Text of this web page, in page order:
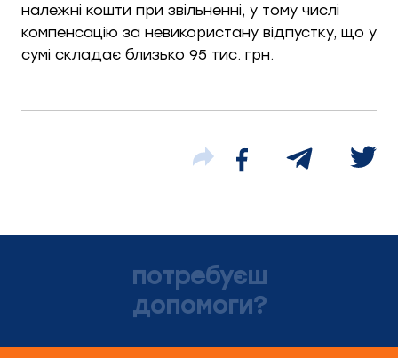
належні кошти при звільненні, у тому числі
компенсацію за невикористану відпустку, що у
сумі складає близько 95 тис. грн.
потребуєш
допомоги?